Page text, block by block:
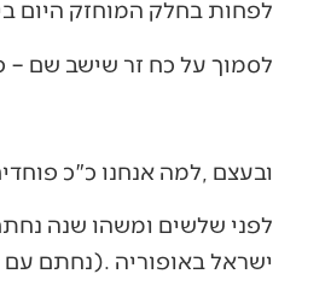
‬לפחות‭ ‬בחלק‭ ‬המוחזק‭ ‬היום‭ ‬בידיה‭, ‬וגם‭ ‬זה‭ ‬הרבה‭ ‬פחות‭ ‬מהמינימום‭ ‬הנדרש‭.‬
לסמוך‭ ‬על‭ ‬כח‭ ‬זר‭ ‬שישב‭ ‬שם‭ ‬‮–‬‭ ‬פירושו‭ ‬להפקיד‭ ‬את‭ ‬גורלנו‭ ‬בידי‭ ‬זרים‭, ‬להיות‭ ‬תלויים‭ ‬בזרים‭ ‬ולאבד‭ ‬עצמאות‭.‬
ובעצם‭, ‬למה‭ ‬אנחנו‭ ‬כ"כ‭ ‬פוחדים‭ ‬מלשלוט‭ ‬שם‭?‬
‬ישראל‭ ‬באופוריה‭). ‬נחתם‭ ‬עם‭ ‬הערבים‭ ‬הסכם‭ ‬ששמו‭ ‬היה‭ ‬הסכם‭ ‬שלום‭.‬